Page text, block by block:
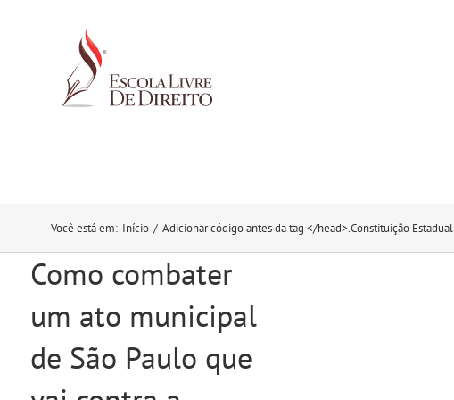
Você está em: Início / Adicionar código antes da tag </head>.Constituição Estadual
Como combater
um ato municipal
de São Paulo que